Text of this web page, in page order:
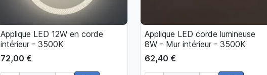
 Aperçu rapide
Applique LED 12W en corde
intérieur - 3500K
72,00 €
 Aperçu rapide
Applique LED corde lumineuse
8W - Mur intérieur - 3500K
62,40 €